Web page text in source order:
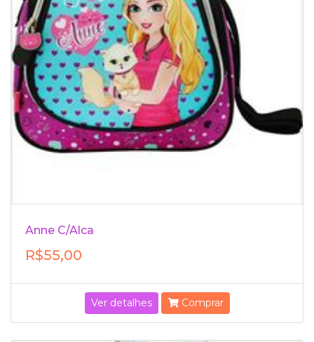
Anne C/Alca
R$55,00
Ver detalhes Comprar